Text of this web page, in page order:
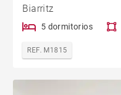
Biarritz
5 dormitorios
REF. M1815